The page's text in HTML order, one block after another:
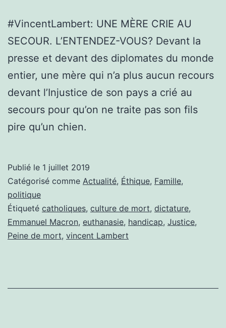
#VincentLambert: UNE MÈRE CRIE AU
SECOUR. L’ENTENDEZ-VOUS? Devant la
presse et devant des diplomates du monde
entier, une mère qui n’a plus aucun recours
devant l’Injustice de son pays a crié au
secours pour qu’on ne traite pas son fils
pire qu’un chien.
Publié le 1 juillet 2019
Catégorisé comme Actualité, Éthique, Famille,
politique
Étiqueté catholiques, culture de mort, dictature,
Emmanuel Macron, euthanasie, handicap, Justice,
Peine de mort, vincent Lambert